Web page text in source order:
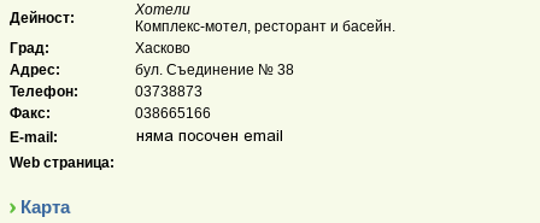
Дейност:
Хотели
Комплекс-мотел, ресторант и басейн.
Град:
Хасково
Адрес:
бул. Съединение № 38
Телефон:
03738873
Факс:
038665166
E-mail:
Web страница:
Карта